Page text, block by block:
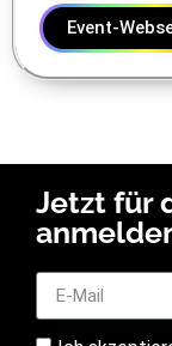
Event-
Jetzt für